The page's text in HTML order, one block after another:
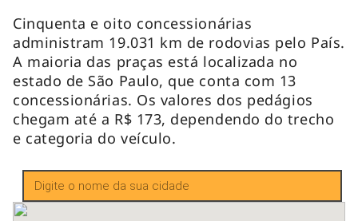
Cinquenta e oito concessionárias
administram 19.031 km de rodovias pelo País.
A maioria das praças está localizada no
estado de São Paulo, que conta com 13
concessionárias. Os valores dos pedágios
chegam até a R$ 173, dependendo do trecho
e categoria do veículo.